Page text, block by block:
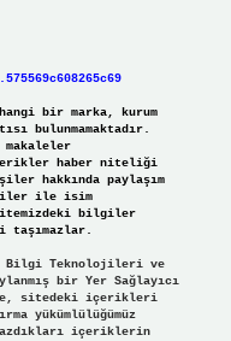
bir marka, kurum
bulunmamaktadır.
makaleler
haber niteliği
hakkında paylaşım
ile isim
bilgiler
Bilgi Teknolojileri ve
bir Yer Sağlayıcı
sitedeki içerikleri
yükümlülüğümüz
içeriklerin